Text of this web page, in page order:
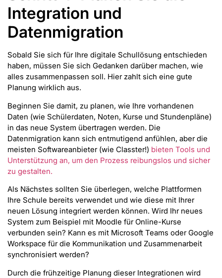
Integration und
Datenmigration
Sobald Sie sich für Ihre digitale Schullösung entschieden
haben, müssen Sie sich Gedanken darüber machen, wie
alles zusammenpassen soll. Hier zahlt sich eine gute
Planung wirklich aus.
Beginnen Sie damit, zu planen, wie Ihre vorhandenen
Daten (wie Schülerdaten, Noten, Kurse und Stundenpläne)
in das neue System übertragen werden. Die
Datenmigration kann sich entmutigend anfühlen, aber die
meisten Softwareanbieter (wie Classter!) bieten Tools und
Unterstützung an, um den Prozess reibungslos und sicher
zu gestalten.
Als Nächstes sollten Sie überlegen, welche Plattformen
Ihre Schule bereits verwendet und wie diese mit Ihrer
neuen Lösung integriert werden können. Wird Ihr neues
System zum Beispiel mit Moodle für Online-Kurse
verbunden sein? Kann es mit Microsoft Teams oder Google
Workspace für die Kommunikation und Zusammenarbeit
synchronisiert werden?
Durch die frühzeitige Planung dieser Integrationen wird